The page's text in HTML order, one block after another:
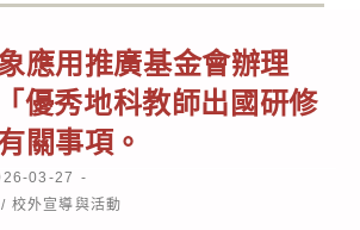
應用推廣基金會辦理
優秀地科教師出國研修
關事項。
03-27
/ 校外宣導與活動